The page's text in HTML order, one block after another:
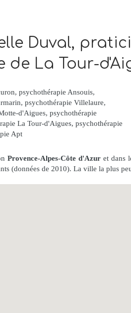
Duval,
de La Tour-
, psychothérapie Ansouis,
, psychothérapie Villelaure,
d'Aigues, psychothérapie
La Tour-d'Aigues, psychothérapie
Apt
Provence-Alpes-Côte d'Azuret dans
(données de 2010). La ville la plus